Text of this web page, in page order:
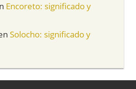
Encoreto: significado y
Solocho: significado y